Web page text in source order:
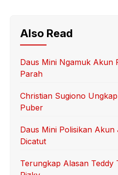
Also Read
Daus Mini Ngamuk Akun
Parah
Christian Sugiono
Puber
Daus Mini Polisikan Akun
Dicatut
Terungkap Alasan Teddy